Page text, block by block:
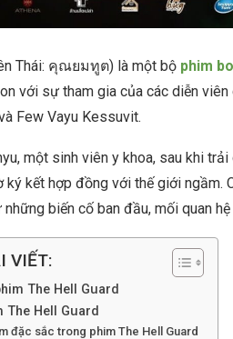
Thái: คุณยมทูต) là một bộ phim
với sự tham gia của các diễn viên
Few Vayu Kessuvit.
một sinh viên y khoa, sau khi
ký kết hợp đồng với thế giới ngầm.
biến cố ban đầu, mối quan
VIẾT:
The Hell Guard
The Hell Guard
đặc sắc trong phim The Hell Guard